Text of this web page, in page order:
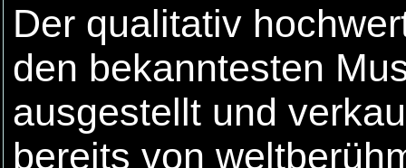
Der qualitativ
den bekanntesten
ausgestellt und
bereits von